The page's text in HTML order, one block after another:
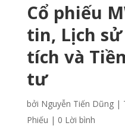
Cổ phiếu
tin, Lịch
tích và
tư
bởi Nguyễn Tiến Dũng|
Phiếu | 0 Lời bình